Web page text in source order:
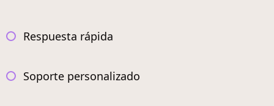
Respuesta rápida
Soporte personalizado